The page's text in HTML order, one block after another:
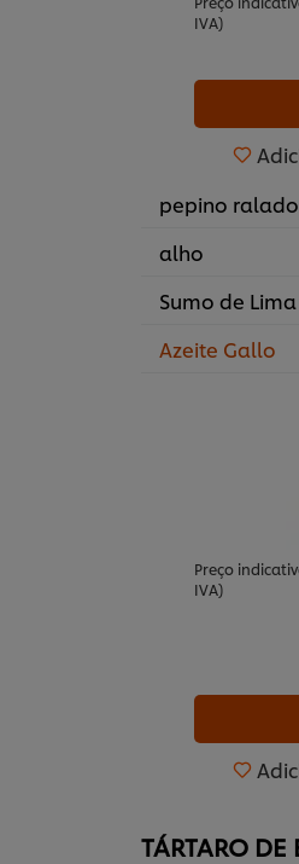
IVA)
pepino ralado
alho
Sumo de Lima
Azeite Gallo
Preço
IVA)
TÁRTARO DE